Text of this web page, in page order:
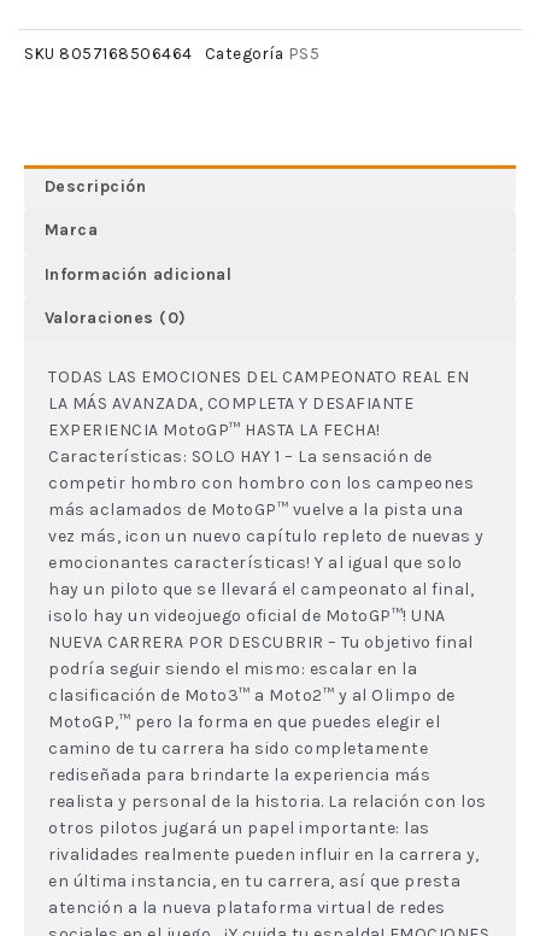
SKU 8057168506464 Categoría PS5
Descripción
Marca
Información adicional
Valoraciones (0)
TODAS LAS EMOCIONES DEL CAMPEONATO REAL EN
LA MÁS AVANZADA, COMPLETA Y DESAFIANTE
EXPERIENCIA MotoGP™ HASTA LA FECHA!
Características: SOLO HAY 1 – La sensación de
competir hombro con hombro con los campeones
más aclamados de MotoGP™ vuelve a la pista una
vez más, ¡con un nuevo capítulo repleto de nuevas y
emocionantes características! Y al igual que solo
hay un piloto que se llevará el campeonato al final,
¡solo hay un videojuego oficial de MotoGP™! UNA
NUEVA CARRERA POR DESCUBRIR – Tu objetivo final
podría seguir siendo el mismo: escalar en la
clasificación de Moto3™ a Moto2™ y al Olimpo de
MotoGP,™ pero la forma en que puedes elegir el
camino de tu carrera ha sido completamente
rediseñada para brindarte la experiencia más
realista y personal de la historia. La relación con los
otros pilotos jugará un papel importante: las
rivalidades realmente pueden influir en la carrera y,
en última instancia, en tu carrera, así que presta
atención a la nueva plataforma virtual de redes